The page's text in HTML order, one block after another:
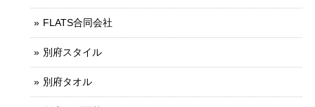
FLATS合同会社
別府スタイル
別府タオル